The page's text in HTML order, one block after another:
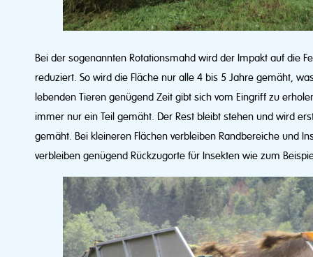
Bei der sogenannten Rotationsmahd wird der Impakt auf die
reduziert. So wird die Fläche nur alle 4 bis 5 Jahre gemäht,
lebenden Tieren genügend Zeit gibt sich vom Eingriff zu
immer nur ein Teil gemäht. Der Rest bleibt stehen und wird
gemäht. Bei kleineren Flächen verbleiben Randbereiche und
verbleiben genügend Rückzugorte für Insekten wie zum